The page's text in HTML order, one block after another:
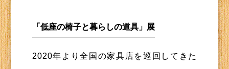
「低座の椅子と暮らしの道具」展
2020年より全国の家具店を巡回してきた